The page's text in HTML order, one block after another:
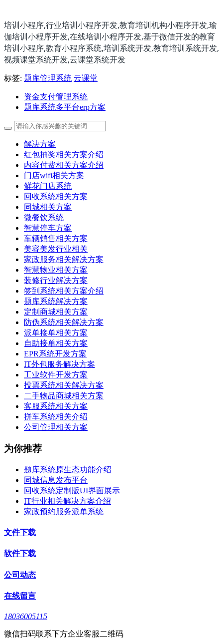
培训小程序,行业培训小程序开发,教育培训机构小程序开发,瑜
伽培训小程序开发,在线培训小程序开发,基于微信开发的教育
培训小程序,教育小程序系统,培训系统开发,教育培训系统开发,
视频课堂系统开发,云课堂系统开发
标签: 题库管理系统 云课堂
资金支付管理系统
题库系统多平台erp方案
解决方案
红包抽奖相关方案介绍
内容付费相关方案介绍
门店wifi相关方案
鲜花门店系统
回收系统相关方案
同城相关方案
微餐饮系统
智慧停车方案
车辆销售相关方案
美容美发行业相关
家政服务相关解决方案
智慧物业相关方案
装修行业解决方案
签到系统相关方案介绍
题库系统解决方案
定制商城相关方案
防伪系统相关解决方案
派单接单相关方案
自助接单相关方案
EPR系统开发方案
IT外包服务解决方案
工业软件开发方案
投票系统相关解决方案
二手物品商城相关方案
客服系统相关方案
拼车系统相关介绍
公司管理相关方案
为你推荐
题库系统原生态功能介绍
同城信息发布平台
回收系统定制版UI界面展示
IT行业相关解决方案介绍
家政预约服务派单系统
文件下载
软件下载
公司动态
在线留言
18036005115
微信扫码联系下方企业客服二维码